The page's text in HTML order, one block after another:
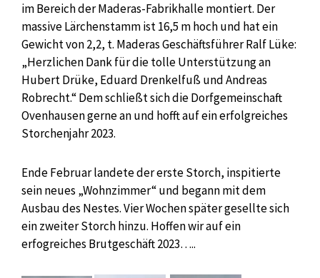
im Bereich der Maderas-Fabrikhalle montiert. Der
massive Lärchenstamm ist 16,5 m hoch und hat ein
Gewicht von 2,2, t. Maderas Geschäftsführer Ralf Lüke:
„Herzlichen Dank für die tolle Unterstützung an
Hubert Drüke, Eduard Drenkelfuß und Andreas
Robrecht.“ Dem schließt sich die Dorfgemeinschaft
Ovenhausen gerne an und hofft auf ein erfolgreiches
Storchenjahr 2023.
Ende Februar landete der erste Storch, inspitierte
sein neues „Wohnzimmer“ und begann mit dem
Ausbau des Nestes. Vier Wochen später gesellte sich
ein zweiter Storch hinzu. Hoffen wir auf ein
erfogreiches Brutgeschäft 2023…..